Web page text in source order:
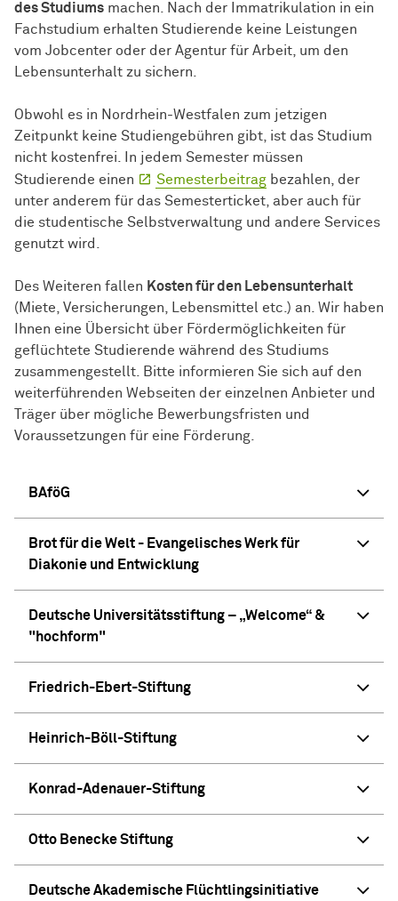
des Studiums machen. Nach der Immatrikulation in ein
Fachstudium erhalten Studierende keine Leistungen
vom Jobcenter oder der Agentur für Arbeit, um den
Lebensunterhalt zu sichern.
Obwohl es in Nordrhein-Westfalen zum jetzigen
Zeitpunkt keine Studiengebühren gibt, ist das Studium
nicht kostenfrei. In jedem Semester müssen
Studierende einen
Semesterbeitrag bezahlen, der
unter anderem für das Semesterticket, aber auch für
die studentische Selbstverwaltung und andere Services
genutzt wird.
Des Weiteren fallen Kosten für den Lebensunterhalt
(Miete, Versicherungen, Lebensmittel etc.) an. Wir haben
Ihnen eine Übersicht über Fördermöglichkeiten für
geflüchtete Studierende während des Studiums
zusammengestellt. Bitte informieren Sie sich auf den
weiterführenden Webseiten der einzelnen Anbieter und
Träger über mögliche Bewerbungsfristen und
Voraussetzungen für eine Förderung.
BAföG
Brot für die Welt - Evangelisches Werk für
Diakonie und Entwicklung
Deutsche Universitätsstiftung – „Welcome“ &
"hochform"
Friedrich-Ebert-Stiftung
Heinrich-Böll-Stiftung
Konrad-Adenauer-Stiftung
Otto Benecke Stiftung
Deutsche Akademische Flüchtlingsinitiative